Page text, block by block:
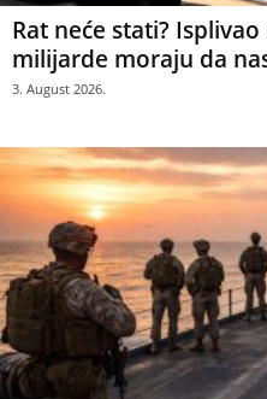
Rat neće stati?
milijarde moraju da
3. August 2026.